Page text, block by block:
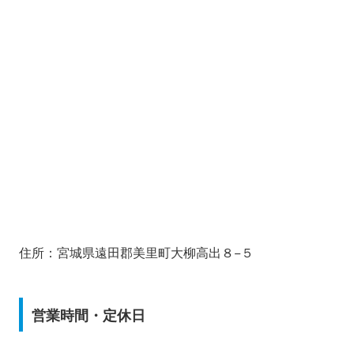
住所：宮城県遠田郡美里町大柳高出８−５
営業時間・定休日